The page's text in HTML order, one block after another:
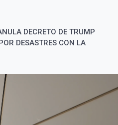
DECRETO DE TRUMP
DESASTRES CON LA